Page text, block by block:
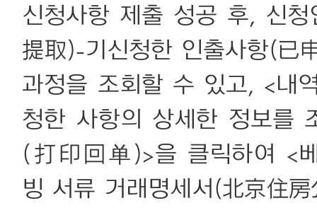
신청사항 제출 성공 후, 신
提取)-기신청한 인출사항(已
과정을 조회할 수 있고, <내
청한 사항의 상세한 정보를
(打印回单)>을 클릭하여 <
빙 서류 거래명세서(北京住